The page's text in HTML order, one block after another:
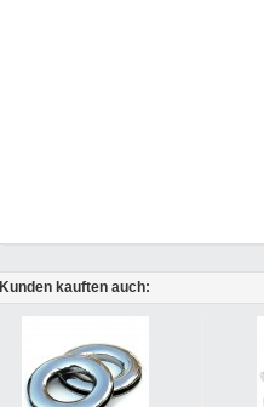
Kunden kauften auch: